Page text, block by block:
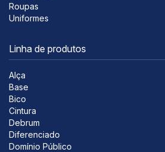
Roupas
Uniformes
Linha de produtos
Alça
Base
Bico
Cintura
Debrum
Diferenciado
Domínio Público